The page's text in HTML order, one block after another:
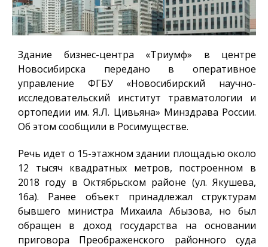
Здание бизнес-центра «Триумф» в центре
Новосибирска передано в оперативное
управление ФГБУ «Новосибирский научно-
исследовательский институт травматологии и
ортопедии им. Я.Л. Цивьяна» Минздрава России.
Об этом сообщили в Росимуществе.
Речь идет о 15-этажном здании площадью около
12 тысяч квадратных метров, построенном в
2018 году в Октябрьском районе (ул. Якушева,
16а). Ранее объект принадлежал структурам
бывшего министра Михаила Абызова, но был
обращен в доход государства на основании
приговора Преображенского районного суда